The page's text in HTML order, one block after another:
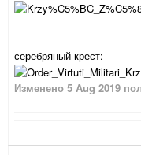
серебряный крест:
Изменено 5 Aug 2019